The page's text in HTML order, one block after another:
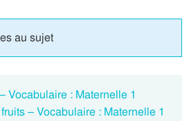
au sujet
Vocabulaire : Maternelle 1
– Vocabulaire : Maternelle 1